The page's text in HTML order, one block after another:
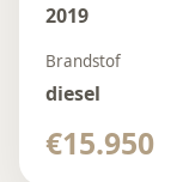
2019
Brandstof
diesel
€15.950